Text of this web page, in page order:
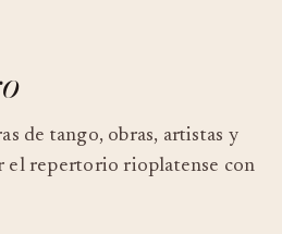
CARLOS GARDEL
de tango, obras, artistas y
el repertorio rioplatense con